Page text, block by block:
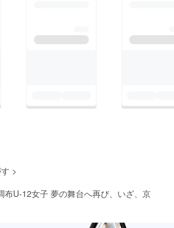
なコンディ
むことがで
とし、新た
挑戦を見
今後とも応
>
布U-12女子 夢の舞台へ再び、いざ、京